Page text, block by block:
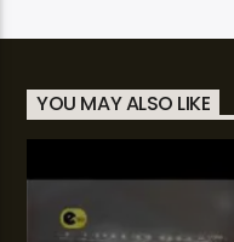
YOU MAY ALSO LIKE